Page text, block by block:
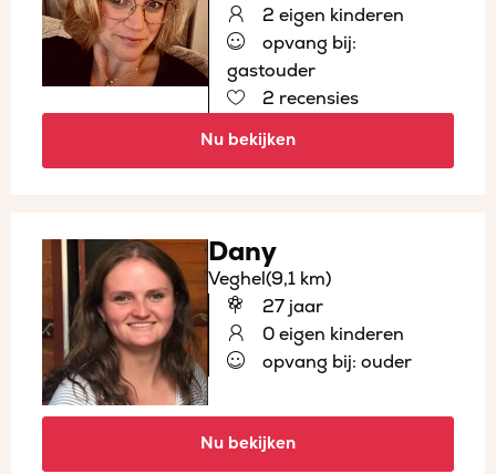
2 eigen kinderen
opvang bij:
gastouder
2 recensies
Nu bekijken
Dany
Veghel(9,1 km)
27 jaar
0 eigen kinderen
opvang bij: ouder
Nu bekijken